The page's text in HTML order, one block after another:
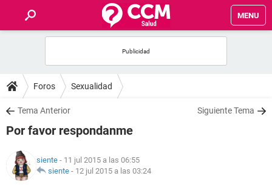
MENU
FOROS
SALUD
NUTRICIÓN
Foros Sexualidad
Tema Anterior Siguiente Tema
Por favor respondanme
siente - 11 jul 2015 a las 06:55
siente - 12 jul 2015 a las 03:24